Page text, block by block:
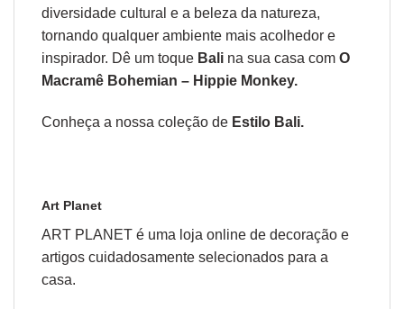
diversidade cultural e a beleza da natureza,
tornando qualquer ambiente mais acolhedor e
inspirador. Dê um toque Bali na sua casa com O
Macramê Bohemian – Hippie Monkey.
Conheça a nossa coleção de Estilo Bali.
Art Planet
ART PLANET é uma loja online de decoração e
artigos cuidadosamente selecionados para a
casa.